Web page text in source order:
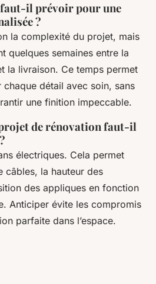
faut-il prévoir pour une
?
la complexité du projet, mais
quelques semaines entre la
la livraison. Ce temps permet
chaque détail avec soin, sans
une finition impeccable.
de rénovation faut-il
électriques. Cela permet
câbles, la hauteur des
des appliques en fonction
Anticiper évite les compromis
parfaite dans l’espace.